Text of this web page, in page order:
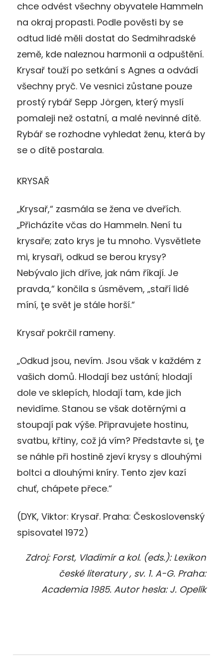
chce odvést všechny obyvatele Hammeln
na okraj propasti. Podle pověsti by se
odtud lidé měli dostat do Sedmihradské
země, kde naleznou harmonii a odpuštění.
Krysař touží po setkání s Agnes a odvádí
všechny pryč. Ve vesnici zůstane pouze
prostý rybář Sepp Jörgen, který myslí
pomaleji než ostatní, a malé nevinné dítě.
Rybář se rozhodne vyhledat ženu, která by
se o dítě postarala.
KRYSAŘ
„Krysař,“ zasmála se žena ve dveřích.
„Přicházíte včas do Hammeln. Není tu
krysaře; zato krys je tu mnoho. Vysvětlete
mi, krysaři, odkud se berou krysy?
Nebývalo jich dříve, jak nám říkají. Je
pravda,“ končila s úsměvem, „staří lidé
míní, ţe svět je stále horší.“
Krysař pokrčil rameny.
„Odkud jsou, nevím. Jsou však v každém z
vašich domů. Hlodají bez ustání; hlodají
dole ve sklepích, hlodají tam, kde jich
nevidíme. Stanou se však dotěrnými a
stoupají pak výše. Připravujete hostinu,
svatbu, křtiny, což já vím? Představte si, ţe
se náhle při hostině zjeví krysy s dlouhými
boltci a dlouhými kníry. Tento zjev kazí
chuť, chápete přece.“
(DYK, Viktor: Krysař. Praha: Československý
spisovatel 1972)
Zdroj: Forst, Vladimír a kol. (eds.): Lexikon
české literatury , sv. 1. A-G. Praha:
Academia 1985. Autor hesla: J. Opelík